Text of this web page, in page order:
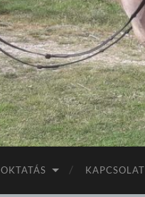
OKTATÁS KAPCSOLAT